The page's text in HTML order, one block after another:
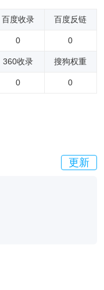
百度收录 百度反链
0 0
360收录 搜狗权重
0 0
更新